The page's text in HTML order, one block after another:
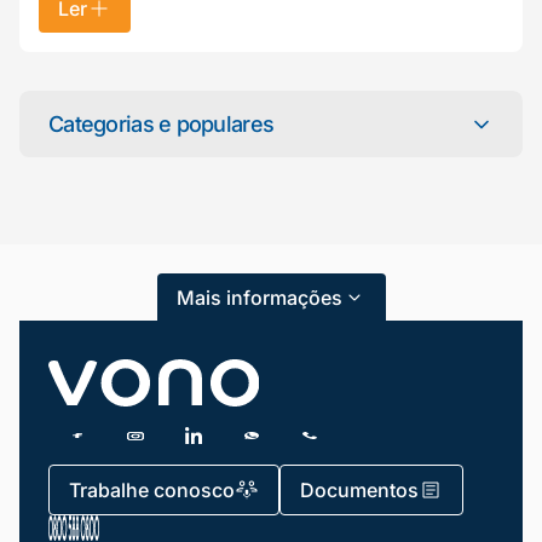
Ler
Categorias e populares
Atendimento ao Cliente
Blog
Dicas e Tutoriais
Gestão de Condomínios
Gestão de Frotas
Gestão de Negócios
Mais informações
Trabalhe conosco Documentos
online agora